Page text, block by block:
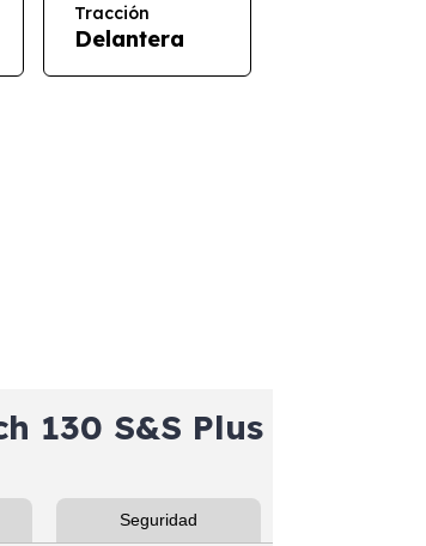
Tracción
Delantera
130 S&S Plus
Seguridad